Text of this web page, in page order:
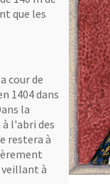
que les
cour de
1404 dans
la
l'abri des
restera à
à